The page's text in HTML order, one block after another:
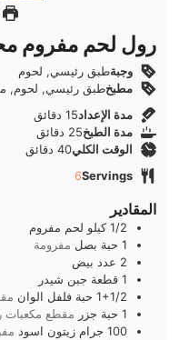
رول لحم مفروم
وجبةطبق رئيسي, لحوم
مطبخطبق رئيسي, لحوم,
مدة الإعداد15دقائق
دقائق
مدة الطبخ25 دقائق
دقائق
الوقت الكلي40دقائق
دقائق
Servings
6
المقادير
1/2 كيلو لحم مفروم
1 حبة بصل مفرومة
2 عدد بيض
1 قطعة جبن شيدر
1+1/2 حبة فلفل الوان
1 حبة جزر مقطع مكعبات
100 جرام زيتون اسود